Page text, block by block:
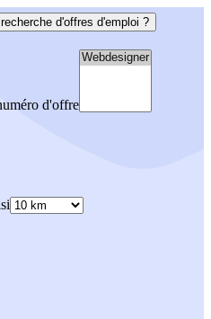
d'offres d'emploi ?
d'offre